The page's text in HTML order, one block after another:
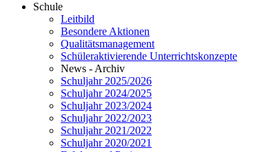
Schule
Leitbild
Besondere Aktionen
Qualitätsmanagement
Schüleraktivierende Unterrichtskonzepte
News - Archiv
Schuljahr 2025/2026
Schuljahr 2024/2025
Schuljahr 2023/2024
Schuljahr 2022/2023
Schuljahr 2021/2022
Schuljahr 2020/2021